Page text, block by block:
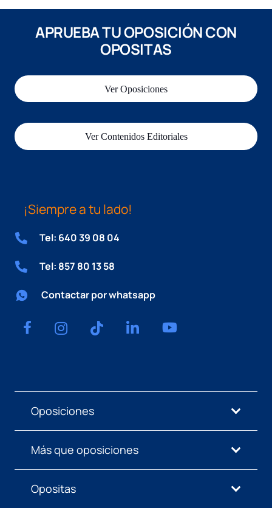
APRUEBA TU OPOSICIÓN CON
OPOSITAS
Ver Oposiciones
Ver Contenidos Editoriales
¡Siempre a tu lado!
Tel: 640 39 08 04
Tel: 857 80 13 58
Contactar por whatsapp
Oposiciones
Más que oposiciones
Opositas